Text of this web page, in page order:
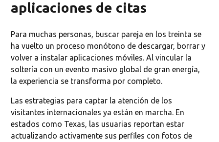
aplicaciones de citas
Para muchas personas, buscar pareja en los treinta se
ha vuelto un proceso monótono de descargar, borrar y
volver a instalar aplicaciones móviles. Al vincular la
soltería con un evento masivo global de gran energía,
la experiencia se transforma por completo.
Las estrategias para captar la atención de los
visitantes internacionales ya están en marcha. En
estados como Texas, las usuarias reportan estar
actualizando activamente sus perfiles con fotos de